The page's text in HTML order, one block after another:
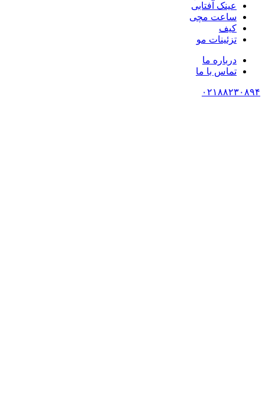
عینک آفتابی
ساعت مچی
کیف
تزئینات مو
درباره ما
تماس با ما
۰۲۱۸۸۲۳۰۸۹۴